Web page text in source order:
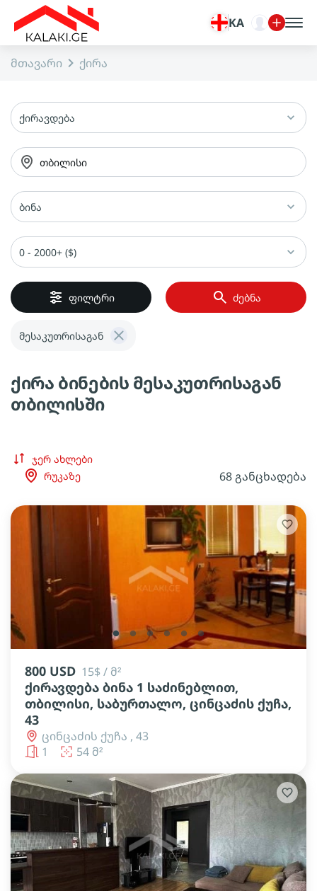
KA
მთავარი ქირა
ქირავდება
თბილისი
ბინა
0 - 2000+ ($)
ფილტრი ძებნა
მესაკუთრისაგან
ქირა ბინების მესაკუთრისაგან
თბილისში
ჯერ ახლები
რუკაზე
68 განცხადება
lens lens lens lens lens lens
800 USD 15$ / მ²
ქირავდება ბინა 1 საძინებლით,
თბილისი, საბურთალო, ცინცაძის ქუჩა,
43
ცინცაძის ქუჩა , 43
1
54 მ²